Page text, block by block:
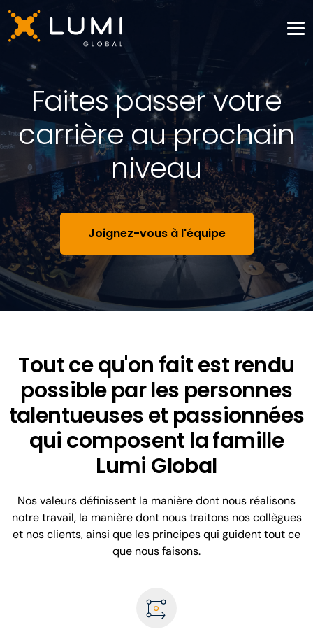
Faites passer votre
carrière au prochain
niveau
Joignez-vous à l'équipe
Tout ce qu'on fait est rendu
possible par les personnes
talentueuses et passionnées
qui composent la famille
Lumi Global
Nos valeurs définissent la manière dont nous réalisons
notre travail, la manière dont nous traitons nos collègues
et nos clients, ainsi que les principes qui guident tout ce
que nous faisons.